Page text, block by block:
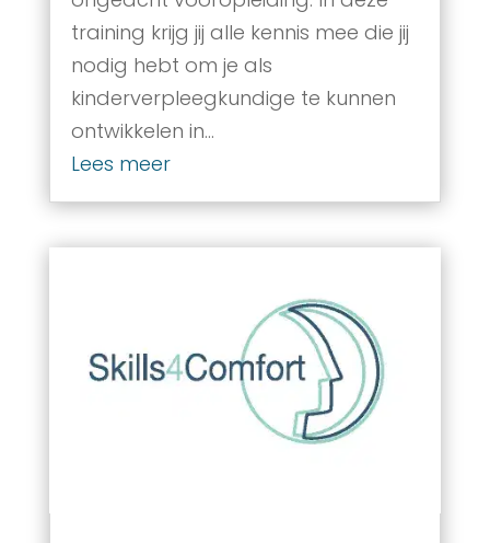
training krijg jij alle kennis mee die jij
nodig hebt om je als
kinderverpleegkundige te kunnen
ontwikkelen in...
Lees meer